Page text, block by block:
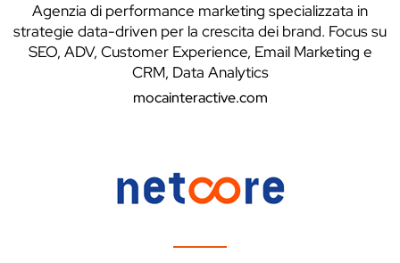
Agenzia di performance marketing specializzata in
strategie data-driven per la crescita dei brand. Focus su
SEO, ADV, Customer Experience, Email Marketing e
CRM, Data Analytics
mocainteractive.com